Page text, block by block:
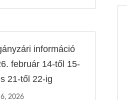
információ
február 14-től 15-
21-től 22-ig
2026